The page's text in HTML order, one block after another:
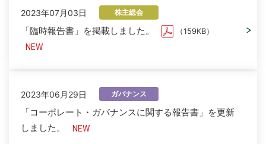
2023年07月03日 株主総会
「臨時報告書」を掲載しました。 （159KB）
2023年06月29日 ガバナンス
「コーポレート・ガバナンスに関する報告書」を更新
しました。